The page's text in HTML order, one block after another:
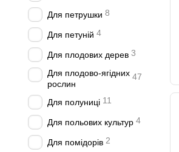
Для петрушки 8
Для петуній 4
Для плодових дерев 3
Для плодово-ягідних
рослин
47
Для полуниці 11
Для польових культур 4
Для помідорів 2